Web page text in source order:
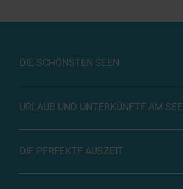
DIE SCHÖNSTEN SEEN
URLAUB UND UNTERKÜNFTE AM SEE
DIE PERFEKTE AUSZEIT